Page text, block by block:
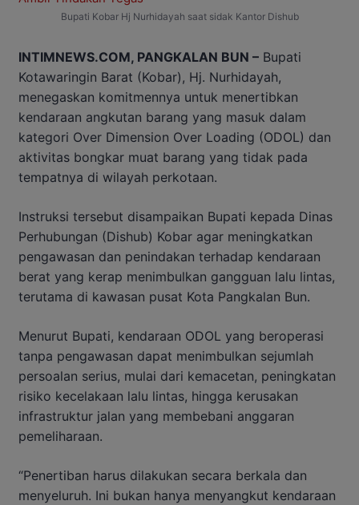
Bupati Kobar Hj Nurhidayah saat sidak Kantor Dishub
INTIMNEWS.COM, PANGKALAN BUN – Bupati
Kotawaringin Barat (Kobar), Hj. Nurhidayah,
menegaskan komitmennya untuk menertibkan
kendaraan angkutan barang yang masuk dalam
kategori Over Dimension Over Loading (ODOL) dan
aktivitas bongkar muat barang yang tidak pada
tempatnya di wilayah perkotaan.
Instruksi tersebut disampaikan Bupati kepada Dinas
Perhubungan (Dishub) Kobar agar meningkatkan
pengawasan dan penindakan terhadap kendaraan
berat yang kerap menimbulkan gangguan lalu lintas,
terutama di kawasan pusat Kota Pangkalan Bun.
Menurut Bupati, kendaraan ODOL yang beroperasi
tanpa pengawasan dapat menimbulkan sejumlah
persoalan serius, mulai dari kemacetan, peningkatan
risiko kecelakaan lalu lintas, hingga kerusakan
infrastruktur jalan yang membebani anggaran
pemeliharaan.
“Penertiban harus dilakukan secara berkala dan
menyeluruh. Ini bukan hanya menyangkut kendaraan